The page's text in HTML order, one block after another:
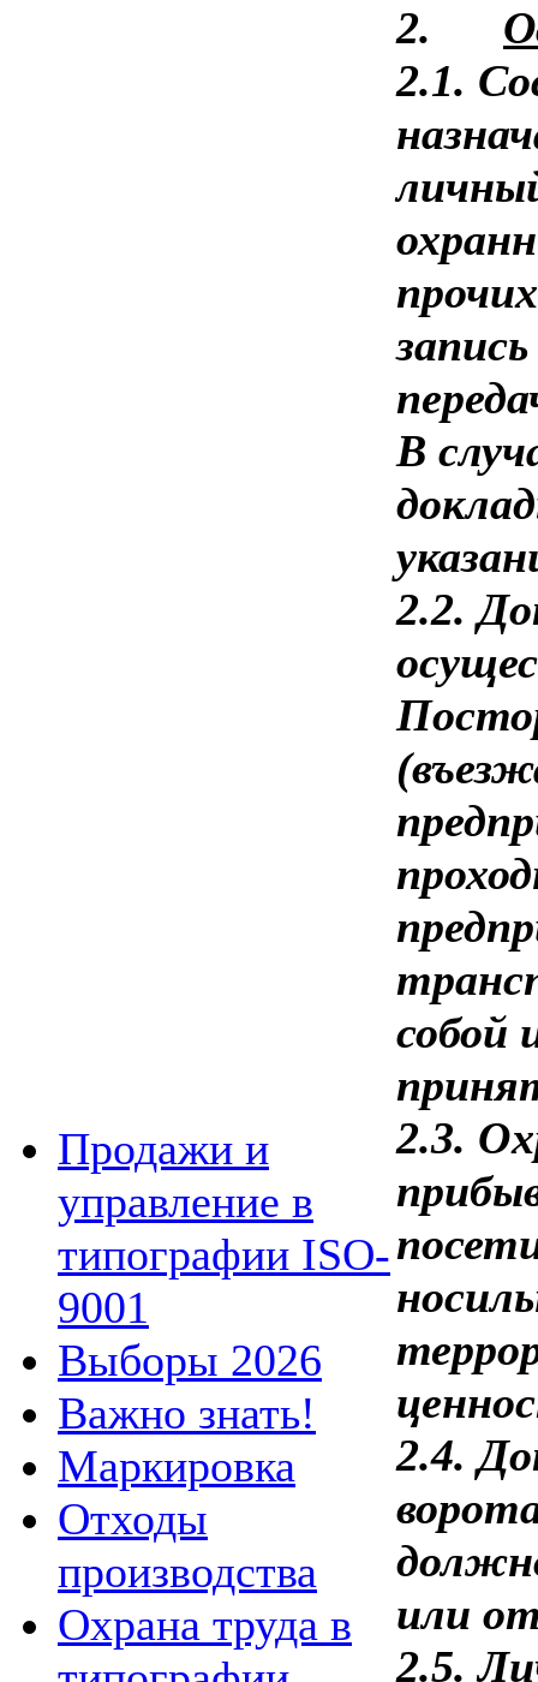
Продажи и
управление в
типографии ISO-
9001
Выборы 2026
Важно знать!
Маркировка
Отходы
производства
Охрана труда в
2.
2.1.
В
2.2.
собой
2.3.
2.4.
или
2.5.